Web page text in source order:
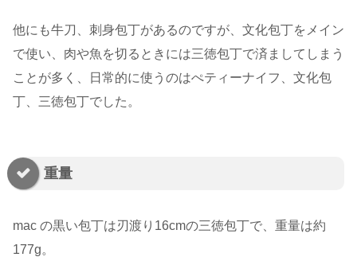
他にも牛刀、刺身包丁があるのですが、文化包丁をメイン
で使い、肉や魚を切るときには三徳包丁で済ましてしまう
ことが多く、日常的に使うのはぺティーナイフ、文化包
丁、三徳包丁でした。
重量
mac の黒い包丁は刃渡り16cmの三徳包丁で、重量は約
177g。